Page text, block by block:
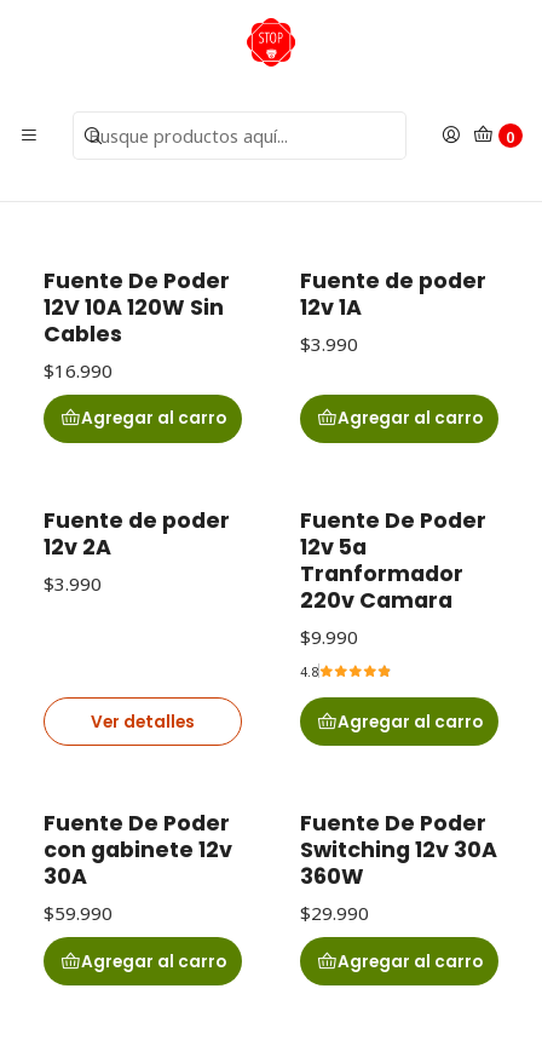
0
Insumos Fuentes de poder
Fuente De Poder
12V 10A 120W Sin
Cables
$16.990
Agregar al carro
Fuente de poder
12v 1A
$3.990
Agregar al carro
Agotado
Fuente de poder
12v 2A
$3.990
Ver detalles
Fuente De Poder
12v 5a
Tranformador
220v Camara
$9.990
4.8
Agregar al carro
Fuente De Poder
con gabinete 12v
30A
$59.990
Agregar al carro
Fuente De Poder
Switching 12v 30A
360W
$29.990
Agregar al carro